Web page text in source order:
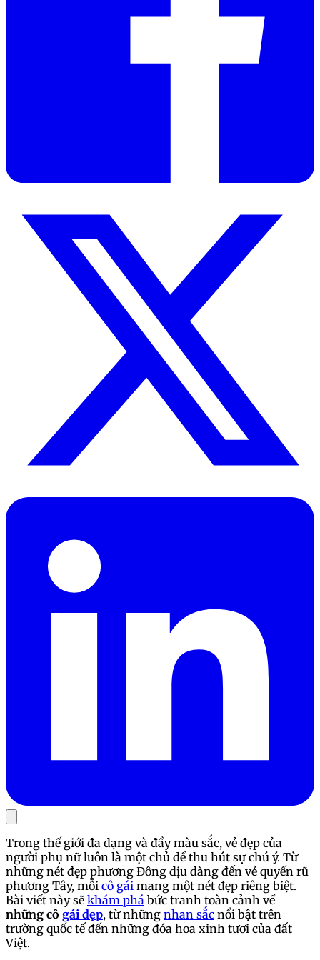
Trong thế giới đa dạng và đầy màu sắc, vẻ đẹp của
người phụ nữ luôn là một chủ đề thu hút sự chú ý. Từ
những nét đẹp phương Đông dịu dàng đến vẻ quyến rũ
phương Tây, mỗi cô gái mang một nét đẹp riêng biệt.
Bài viết này sẽ khám phá bức tranh toàn cảnh về
những cô gái đẹp, từ những nhan sắc nổi bật trên
trường quốc tế đến những đóa hoa xinh tươi của đất
Việt.